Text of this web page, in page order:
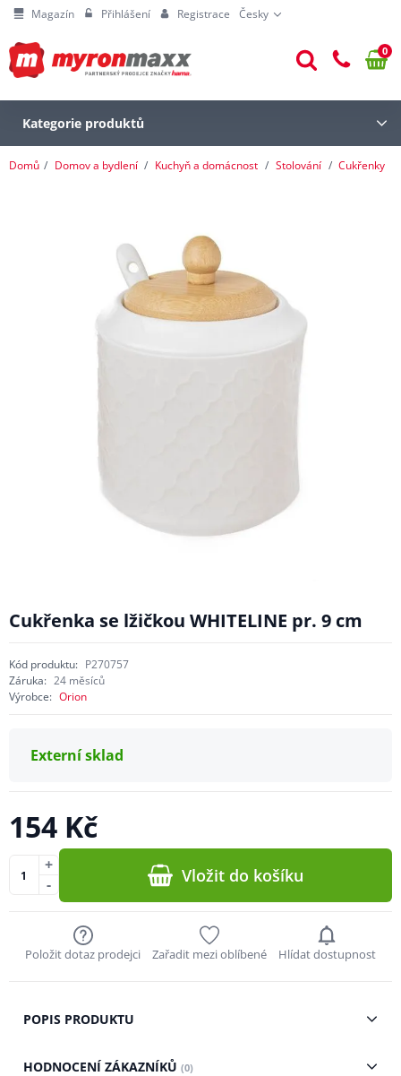
Magazín Přihlášení Registrace Česky
0
Kategorie produktů
Domů Domov a bydlení Kuchyň a domácnost Stolování Cukřenky
Cukřenka se lžičkou WHITELINE pr. 9 cm
Kód produktu: P270757
Záruka: 24 měsíců
Výrobce: Orion
Externí sklad
154 Kč
-
+ Vložit do košíku
Položit dotaz prodejci Zařadit mezi oblíbené Hlídat dostupnost
POPIS PRODUKTU
HODNOCENÍ ZÁKAZNÍKŮ (0)